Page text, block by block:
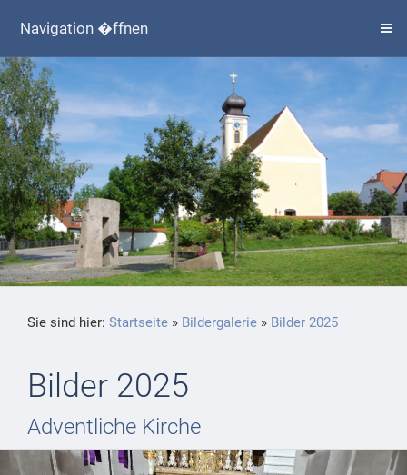
Navigation �ffnen
Sie sind hier: Startseite » Bildergalerie » Bilder 2025
Bilder 2025
Adventliche Kirche